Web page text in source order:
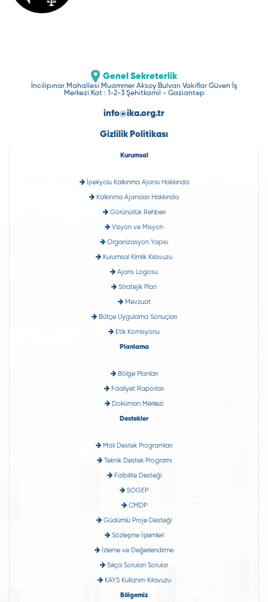
Genel Sekreterlik
İncilipınar Mahallesi Muammer Aksoy Bulvarı Vakıflar Güven İş
Merkezi Kat : 1-2-3 Şehitkamil - Gaziantep
info@ika.org.tr
Gizlilik Politikası
Kurumsal
İpekyolu Kalkınma Ajansı Hakkında
Kalkınma Ajansları Hakkında
Görünürlük Rehberi
Vizyon ve Misyon
Organizasyon Yapısı
Kurumsal Kimlik Kılavuzu
Ajans Logosu
Stratejik Plan
Mevzuat
Bütçe Uygulama Sonuçları
Etik Komisyonu
Planlama
Bölge Planları
Faaliyet Raporları
Doküman Merkezi
Destekler
Mali Destek Programları
Teknik Destek Programı
Fizibilite Desteği
SOGEP
CMDP
Güdümlü Proje Desteği
Sözleşme İşlemleri
İzleme ve Değerlendirme
Sıkça Sorulan Sorular
KAYS Kullanım Kılavuzu
Bölgemiz